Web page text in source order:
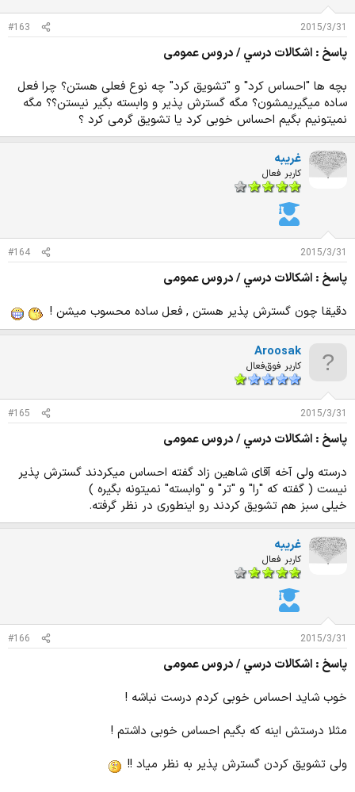
2015/3/31
#163
پاسخ : اشكالات درسي / دروس عمومی
بچه ها "احساس کرد" و "تشویق کرد" چه نوع فعلی هستن؟ چرا فعل
ساده میگیریمشون؟ مگه گسترش پذیر و وابسته بگیر نیستن؟؟ مگه
نمیتونیم بگیم احساس خوبی کرد یا تشویق گرمی کرد ؟
غریبه
کاربر فعال
2015/3/31
#164
پاسخ : اشكالات درسي / دروس عمومی
دقیقا چون گسترش پذیر هستن , فعل ساده محسوب میشن !
Aroosak
کاربر فوق‌فعال
2015/3/31
#165
پاسخ : اشكالات درسي / دروس عمومی
درسته ولی آخه آقای شاهین زاد گفته احساس میکردند گسترش پذیر
نیست ( گفته که "را" و "تر" و "وابسته" نمیتونه بگیره )
خیلی سبز هم تشویق کردند رو اینطوری در نظر گرفته.
غریبه
کاربر فعال
2015/3/31
#166
پاسخ : اشكالات درسي / دروس عمومی
خوب شاید احساس خوبی کردم درست نباشه !
مثلا درستش اینه که بگیم احساس خوبی داشتم !
ولی تشویق کردن گسترش پذیر به نظر میاد !!